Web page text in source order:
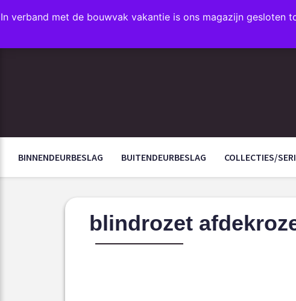
In verband met de bouwvak vakantie is ons magazijn gesloten
FAVORIETEN
BINNENDEURBESLAG BUITENDEURBESLAG COLLECTIES/
blindrozet